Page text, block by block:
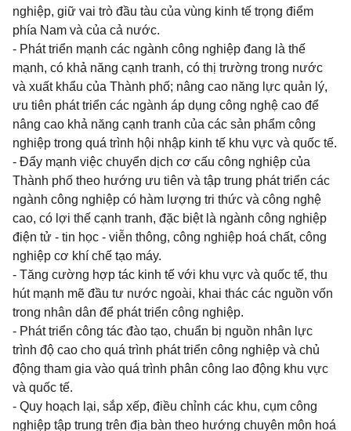
nghiệp, giữ vai trò đầu tàu của vùng kinh tế trọng điểm
phía Nam và của cả nước.
- Phát triển mạnh các ngành công nghiệp đang là thế
mạnh, có khả năng cạnh tranh, có thị trường trong nước
và xuất khẩu của Thành phố; nâng cao năng lực quản lý,
ưu tiên phát triển các ngành áp dụng công nghệ cao để
nâng cao khả năng cạnh tranh của các sản phẩm công
nghiệp trong quá trình hội nhập kinh tế khu vực và quốc tế.
- Đẩy mạnh việc chuyển dịch cơ cấu công nghiệp của
Thành phố theo hướng ưu tiên và tập trung phát triển các
ngành công nghiệp có hàm lượng tri thức và công nghệ
cao, có lợi thế cạnh tranh, đặc biệt là ngành công nghiệp
điện tử - tin học - viễn thông, công nghiệp hoá chất, công
nghiệp cơ khí chế tạo máy.
- Tăng cường hợp tác kinh tế với khu vực và quốc tế, thu
hút mạnh mẽ đầu tư nước ngoài, khai thác các nguồn vốn
trong nhân dân để phát triển công nghiệp.
- Phát triển công tác đào tạo, chuẩn bị nguồn nhân lực
trình độ cao cho quá trình phát triển công nghiệp và chủ
động tham gia vào quá trình phân công lao động khu vực
và quốc tế.
- Quy hoạch lại, sắp xếp, điều chỉnh các khu, cụm công
nghiệp tập trung trên địa bàn theo hướng chuyên môn hoá